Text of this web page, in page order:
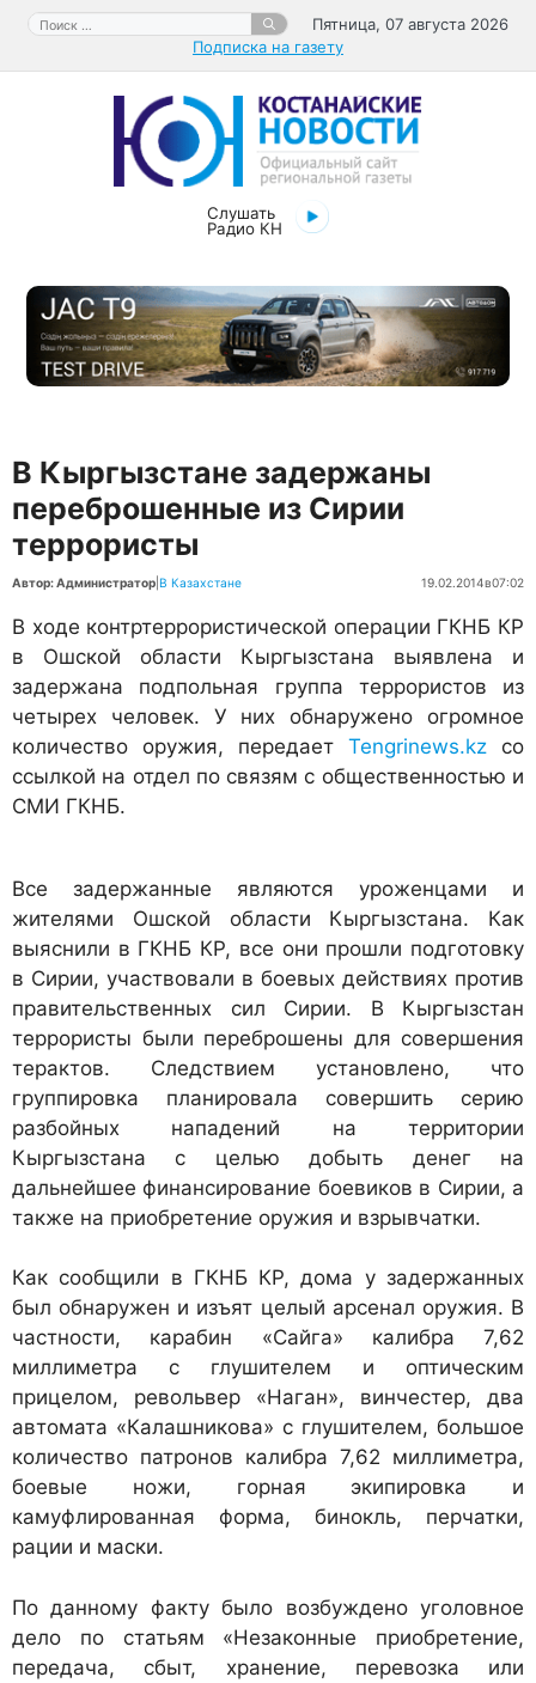
Перейти
содержимому
Поиск:
Пятница, 07 августа 2026
Подписка на газету
Слушать
Радио КН
В Кыргызстане задержаны
переброшенные из Сирии
террористы
Автор: Администратор В Казахстане 19.02.2014в07:02
В ходе контртеррористической операции ГКНБ КР
в Ошской области Кыргызстана выявлена и
задержана подпольная группа террористов из
четырех человек. У них обнаружено огромное
количество оружия, передает Tengrinews.kz со
ссылкой на отдел по связям с общественностью и
СМИ ГКНБ.
Все задержанные являются уроженцами и
жителями Ошской области Кыргызстана. Как
выяснили в ГКНБ КР, все они прошли подготовку
в Сирии, участвовали в боевых действиях против
правительственных сил Сирии. В Кыргызстан
террористы были переброшены для совершения
терактов. Следствием установлено, что
группировка планировала совершить серию
разбойных нападений на территории
Кыргызстана с целью добыть денег на
дальнейшее финансирование боевиков в Сирии, а
также на приобретение оружия и взрывчатки.
Как сообщили в ГКНБ КР, дома у задержанных
был обнаружен и изъят целый арсенал оружия. В
частности, карабин «Сайга» калибра 7,62
миллиметра с глушителем и оптическим
прицелом, револьвер «Наган», винчестер, два
автомата «Калашникова» с глушителем, большое
количество патронов калибра 7,62 миллиметра,
боевые ножи, горная экипировка и
камуфлированная форма, бинокль, перчатки,
рации и маски.
По данному факту было возбуждено уголовное
дело по статьям «Незаконные приобретение,
передача, сбыт, хранение, перевозка или